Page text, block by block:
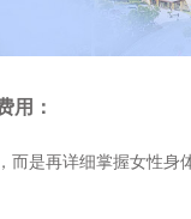
用：
是再详细掌握女性身